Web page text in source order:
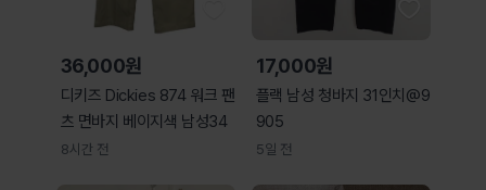
36,000원
디키즈 Dickies 874 워크 팬
츠 면바지 베이지색 남성34
8시간 전
17,000원
플랙 남성 청바지 31인치@9
905
5일 전